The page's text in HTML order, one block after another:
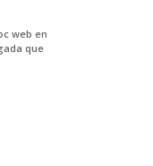
web en
que